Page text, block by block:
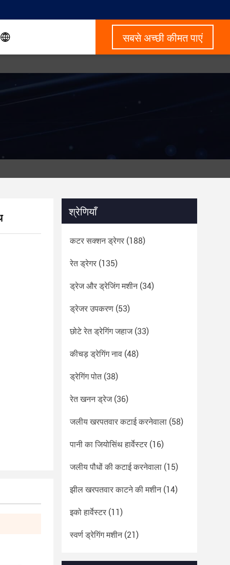
सबसे अच्छी कीमत पाएं
श्रेणियाँ
कटर सक्शन ड्रेगर (188)
रेत ड्रेगर (135)
ड्रेज और ड्रेजिंग मशीन(34)
ड्रेजर उपकरण (53)
छोटे रेत ड्रेगिंग जहाज(33)
कीचड़ ड्रेगिंग नाव (48)
ड्रेगिंग पोत(38)
रेत खनन ड्रेज(36)
जलीय खरपतवार कटाई करनेवाला (58)
पानी का जियोसिंथ हार्वेस्टर (16)
जलीय पौधों की कटाई करनेवाला (15)
झील खरपतवार काटने की मशीन(14)
इको हार्वेस्टर (11)
स्वर्ण ड्रेगिंग मशीन(21)